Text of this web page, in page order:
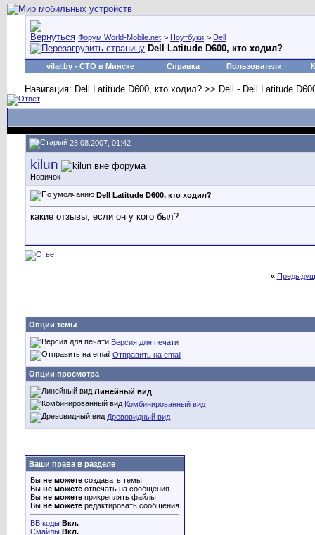
Форум World-Mobile.net > Ноутбуки > Dell
Dell Latitude D600, кто ходил?
vilar.by - СТО в Минске Справка Пользователи
Навигация: Dell Latitude D600, кто ходил? >> Dell - Dell Latitude
28.08.2007, 01:42
kilun
Новичок
Dell Latitude D600, кто ходил?
какие отзывы, если он у кого был?
«
Опции темы
Версия для печати
Отправить на email
Опции просмотра
Линейный вид
Комбинированный вид
Древовидный вид
Ваши права в разделе
Вы не можете создавать темы
Вы не можете отвечать на сообщения
Вы не можете прикреплять файлы
Вы не можете редактировать сообщения
BB коды Вкл.
Смайлы Вкл.